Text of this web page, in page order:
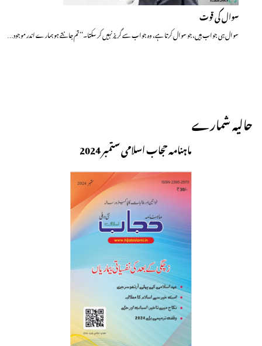
سوال کی قوت
سوال ہی جواب ہیں،جو سوال کرتا ہے، وہ جواب سے گریز نہیں کر سکتا۔‘‘ تم جانتے ہو ہمارے اندر موجود…
حالیہ شمارے
ماہنامہ حجاب اسلامی ستمبر 2024